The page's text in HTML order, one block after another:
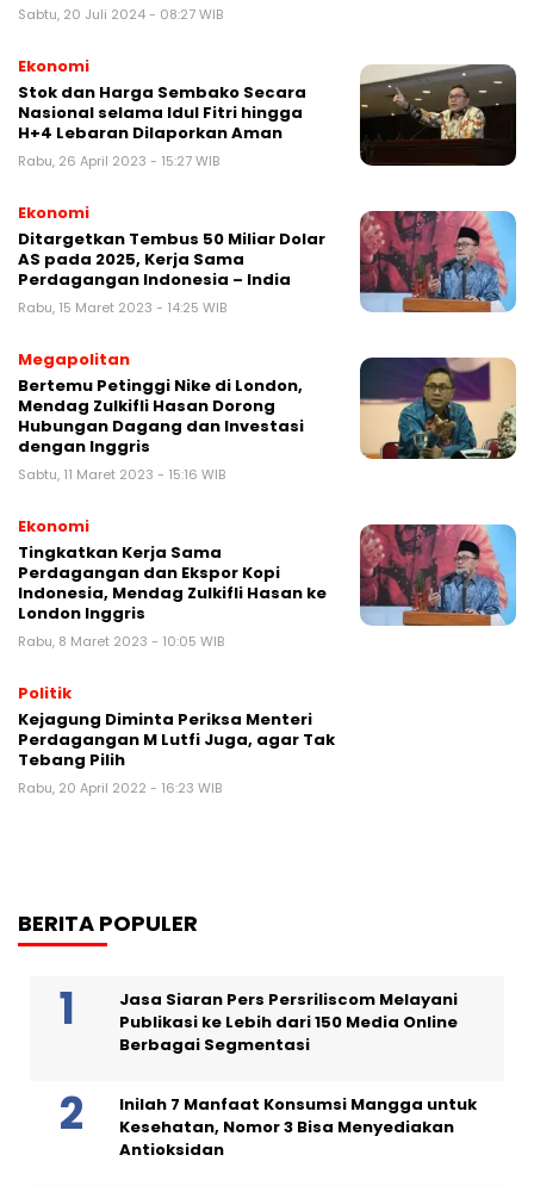
Sabtu, 20 Juli 2024 - 08:27 WIB
Ekonomi
Stok dan Harga Sembako Secara
Nasional selama Idul Fitri hingga
H+4 Lebaran Dilaporkan Aman
Rabu, 26 April 2023 - 15:27 WIB
Ekonomi
Ditargetkan Tembus 50 Miliar Dolar
AS pada 2025, Kerja Sama
Perdagangan Indonesia – India
Rabu, 15 Maret 2023 - 14:25 WIB
Megapolitan
Bertemu Petinggi Nike di London,
Mendag Zulkifli Hasan Dorong
Hubungan Dagang dan Investasi
dengan Inggris
Sabtu, 11 Maret 2023 - 15:16 WIB
Ekonomi
Tingkatkan Kerja Sama
Perdagangan dan Ekspor Kopi
Indonesia, Mendag Zulkifli Hasan ke
London Inggris
Rabu, 8 Maret 2023 - 10:05 WIB
Politik
Kejagung Diminta Periksa Menteri
Perdagangan M Lutfi Juga, agar Tak
Tebang Pilih
Rabu, 20 April 2022 - 16:23 WIB
BERITA POPULER
Jasa Siaran Pers Persriliscom Melayani
Publikasi ke Lebih dari 150 Media Online
Berbagai Segmentasi
Inilah 7 Manfaat Konsumsi Mangga untuk
Kesehatan, Nomor 3 Bisa Menyediakan
Antioksidan